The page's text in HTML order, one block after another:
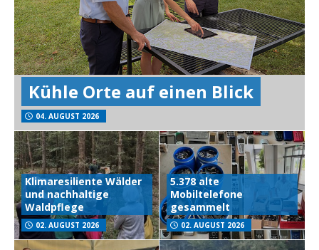
Kühle Orte auf einen Blick
04. AUGUST 2026
Klimaresiliente Wälder
und nachhaltige
Waldpflege
02. AUGUST 2026
5.378 alte
Mobiltelefone
gesammelt
02. AUGUST 2026